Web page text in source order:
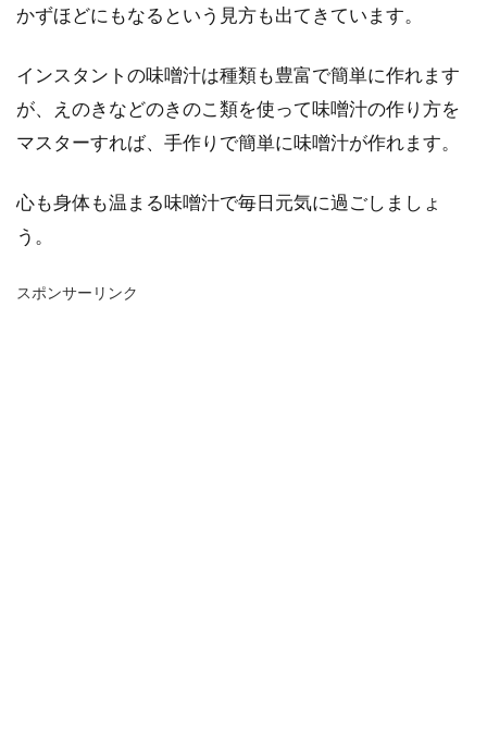
かずほどにもなるという見方も出てきています。
インスタントの味噌汁は種類も豊富で簡単に作れます
が、えのきなどのきのこ類を使って味噌汁の作り方を
マスターすれば、手作りで簡単に味噌汁が作れます。
心も身体も温まる味噌汁で毎日元気に過ごしましょ
う。
スポンサーリンク